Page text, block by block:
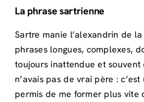
La phrase sartrienne
Sartre manie l’alexandrin de
phrases longues, complexes,
toujours inattendue et souvent
n’avais pas de vrai père :
permis de me former plus vite